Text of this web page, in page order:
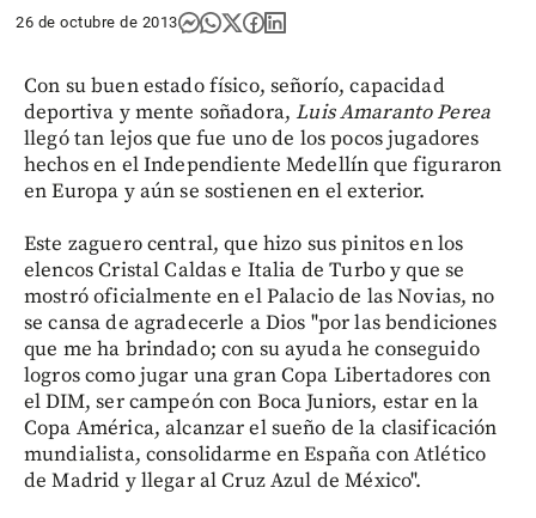
26 de octubre de 2013
Con su buen estado físico, señorío, capacidad
deportiva y mente soñadora,Luis Amaranto Perea
llegó tan lejos que fue uno de los pocos jugadores
hechos en el Independiente Medellín que figuraron
en Europa y aún se sostienen en el exterior.
Este zaguero central, que hizo sus pinitos en los
elencos Cristal Caldas e Italia de Turbo y que se
mostró oficialmente en el Palacio de las Novias, no
se cansa de agradecerle a Dios "por las bendiciones
que me ha brindado; con su ayuda he conseguido
logros como jugar una gran Copa Libertadores con
el DIM, ser campeón con Boca Juniors, estar en la
Copa América, alcanzar el sueño de la clasificación
mundialista, consolidarme en España con Atlético
de Madrid y llegar al Cruz Azul de México".